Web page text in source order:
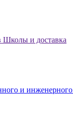
Школы и доставка
и инженерного